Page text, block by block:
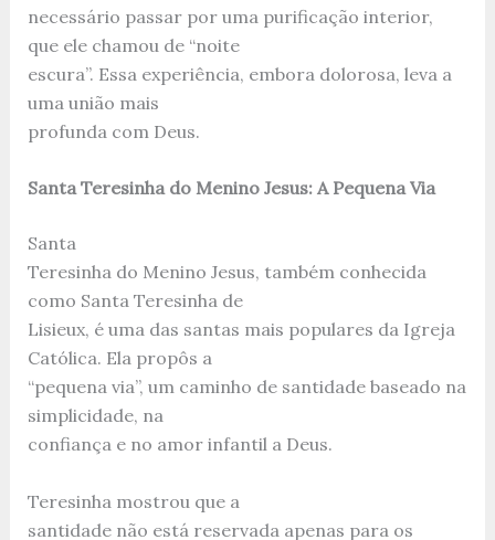
necessário passar por uma purificação interior,
que ele chamou de “noite
escura”. Essa experiência, embora dolorosa, leva a
uma união mais
profunda com Deus.
Santa Teresinha do Menino Jesus: A Pequena Via
Santa
Teresinha do Menino Jesus, também conhecida
como Santa Teresinha de
Lisieux, é uma das santas mais populares da Igreja
Católica. Ela propôs a
“pequena via”, um caminho de santidade baseado na
simplicidade, na
confiança e no amor infantil a Deus.
Teresinha mostrou que a
santidade não está reservada apenas para os